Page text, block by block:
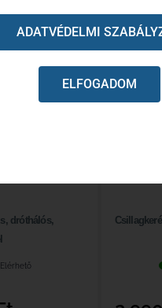
dróthálós,
Elérhető
ADATVÉDELMI
ELFOGADOM